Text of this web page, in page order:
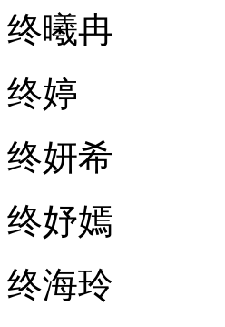
终曦冉
终婷
终妍希
终妤嫣
终海玲